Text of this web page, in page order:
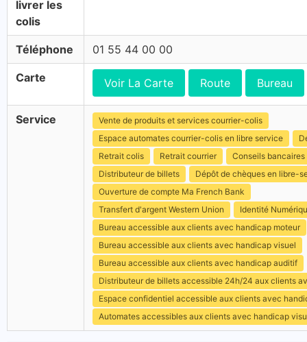
livrer les
colis
Téléphone 01 55 44 00 00
Carte Voir La Carte Route Bureau
Service
Vente de produits et services courrier-colis
Espace automates courrier-colis en libre service
Retrait colis
Retrait courrier
Conseils bancaires
Distributeur de billets
Dépôt de chèques en libre-
Ouverture de compte Ma French Bank
Transfert d'argent Western Union
Identité
Bureau accessible aux clients avec handicap moteur
Bureau accessible aux clients avec handicap visuel
Bureau accessible aux clients avec handicap auditif
Distributeur de billets accessible 24h/24 aux clients
Espace confidentiel accessible aux clients avec
Automates accessibles aux clients avec handicap